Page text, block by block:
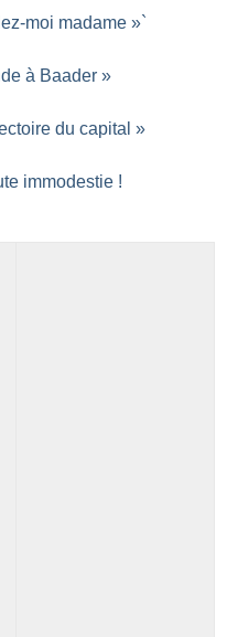
moi madame »`
à Baader »
du capital »
immodestie !